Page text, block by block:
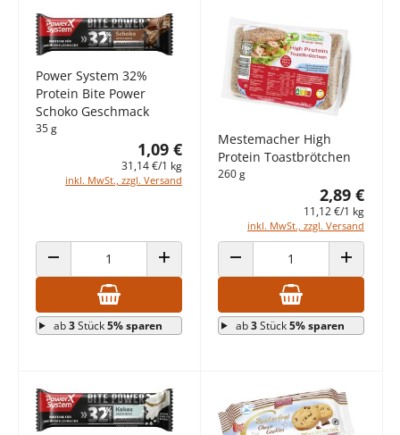
Power System 32%
Protein Bite Power
Schoko Geschmack
35 g
1,09 €
31,14 €/1 kg
inkl. MwSt., zzgl. Versand
ANZAHL VERRINGERN ANZAHL ERHÖHEN
ab3Stück5% sparen
Mestemacher High
Protein Toastbrötchen
260 g
2,89 €
11,12 €/1 kg
inkl. MwSt., zzgl. Versand
ANZAHL VERRINGERN ANZAHL
ab3Stück5% sparen